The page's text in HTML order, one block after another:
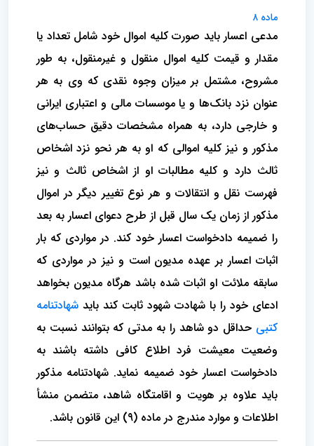
ماده ۸
مدعی اعسار باید صورت کلیه اموال خود شامل تعداد یا
مقدار و قیمت کلیه اموال منقول و غیرمنقول، به‌ طور
مشروح، مشتمل بر میزان وجوه نقدی که وی به هر
عنوان نزد بانک‌ها و یا موسسات مالی و اعتباری ایرانی
و خارجی دارد، به همراه مشخصات دقیق حساب‌های
مذکور و نیز کلیه اموالی که او به هر نحو نزد اشخاص
ثالث دارد و کلیه مطالبات او از اشخاص ثالث و نیز
فهرست نقل و انتقالات و هر نوع تغییر دیگر در اموال
مذکور از زمان یک سال قبل از طرح دعوای اعسار به بعد
را ضمیمه دادخواست اعسار خود کند. در مواردی که بار
اثبات اعسار بر عهده مدیون است و نیز در مواردی که
سابقه ملائت او اثبات شده باشد هرگاه مدیون بخواهد
ادعای خود را با شهادت شهود ثابت کند باید شهادتنامه
کتبی حداقل دو شاهد را به مدتی که بتوانند نسبت به
وضعیت معیشت فرد اطلاع کافی داشته باشند به
دادخواست اعسار خود ضمیمه نماید. شهادتنامه مذکور
باید علاوه بر هویت و اقامتگاه شاهد، متضمن منشأ
اطلاعات و موارد مندرج در ماده (۹) این قانون باشد.